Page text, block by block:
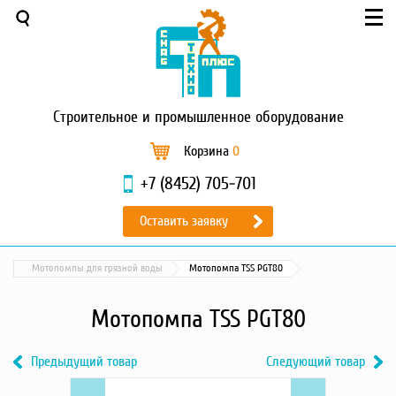
Строительное и промышленное оборудование
Корзина 0
+7 (8452) 705-701
Оставить заявку
Мотопомпы для грязной воды Мотопомпа TSS PGT80
Мотопомпа TSS PGT80
Предыдущий товар
Следующий товар
Меню
Доставка и оплата
Садовая техника
Промышленный обогрев
Строительные леса
Запчасти для малой
механизации